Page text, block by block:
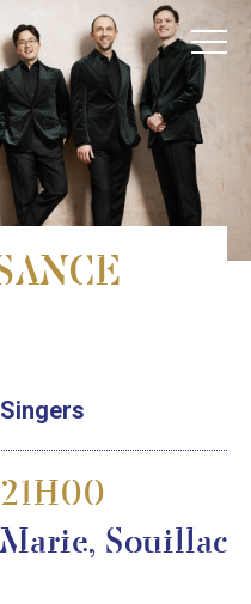
Souillac